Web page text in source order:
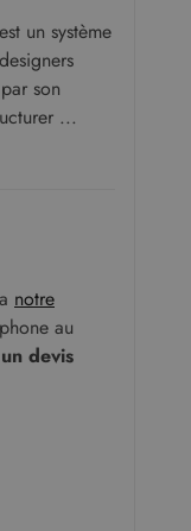
un système
son
...
notre
au
un devis